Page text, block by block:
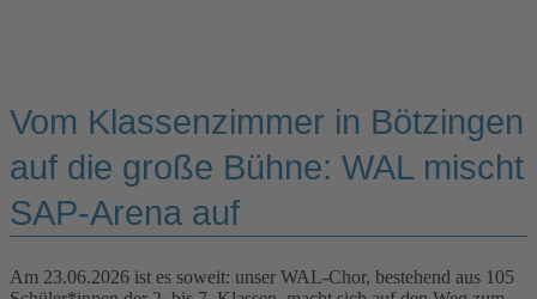
Vom Klassenzimmer in Bötzingen
auf die große Bühne: WAL mischt
SAP-Arena auf
Am 23.06.2026 ist es soweit: unser WAL-Chor, bestehend aus 105